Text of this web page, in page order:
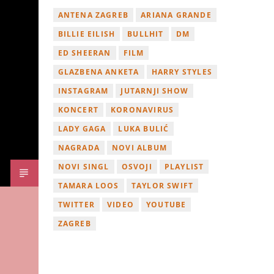
ANTENA ZAGREB
ARIANA GRANDE
BILLIE EILISH
BULLHIT
DM
ED SHEERAN
FILM
GLAZBENA ANKETA
HARRY STYLES
INSTAGRAM
JUTARNJI SHOW
KONCERT
KORONAVIRUS
LADY GAGA
LUKA BULIĆ
NAGRADA
NOVI ALBUM
NOVI SINGL
OSVOJI
PLAYLIST
TAMARA LOOS
TAYLOR SWIFT
TWITTER
VIDEO
YOUTUBE
ZAGREB